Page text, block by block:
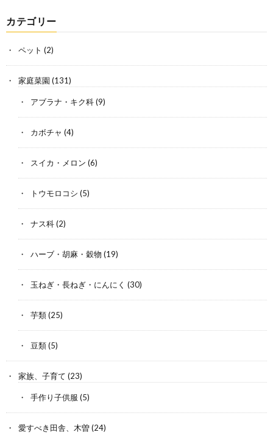
カテゴリー
ペット (2)
家庭菜園 (131)
アブラナ・キク科(9)
カボチャ (4)
スイカ・メロン (6)
トウモロコシ (5)
ナス科(2)
ハーブ・胡麻・穀物 (19)
玉ねぎ・長ねぎ・にんにく (30)
芋類(25)
豆類(5)
家族、子育て (23)
手作り子供服 (5)
愛すべき田舎、木曽(24)